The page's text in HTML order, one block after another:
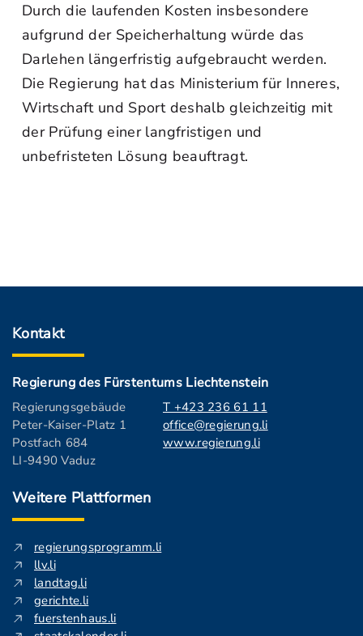
Durch die laufenden Kosten insbesondere
aufgrund der Speicherhaltung würde das
Darlehen längerfristig aufgebraucht werden.
Die Regierung hat das Ministerium für Inneres,
Wirtschaft und Sport deshalb gleichzeitig mit
der Prüfung einer langfristigen und
unbefristeten Lösung beauftragt.
Kontakt
Regierung des Fürstentums Liechtenstein
Regierungsgebäude
Peter-Kaiser-Platz 1
Postfach 684
LI-9490 Vaduz
T +423 236 61 11
office@regierung.li
www.regierung.li
Weitere Plattformen
regierungsprogramm.li
llv.li
landtag.li
gerichte.li
fuerstenhaus.li